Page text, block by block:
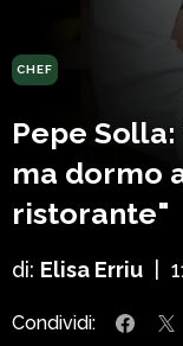
CHEF
Pepe
ma dormo
ristorante"
di: Elisa Erriu
Condividi: